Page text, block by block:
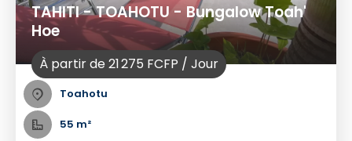
TAHITI - TOAHOTU - Bungalow Toah'
Hoe
À partir de 21 275 FCFP / Jour
Toahotu
55 m²